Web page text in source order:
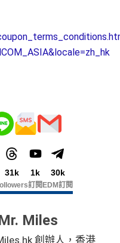
31k 1k
訂閱
30k
EDM訂閱
Miles
創辦人，香港